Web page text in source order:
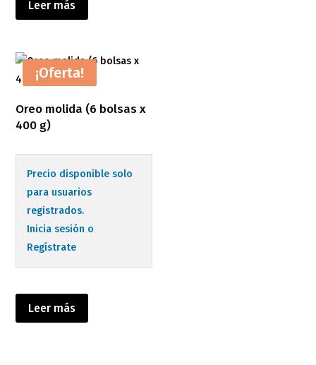
Leer más
¡Oferta!
Oreo molida (6 bolsas x
400 g)
Precio disponible solo
para usuarios
registrados.
Inicia sesión o
Regístrate
Leer más